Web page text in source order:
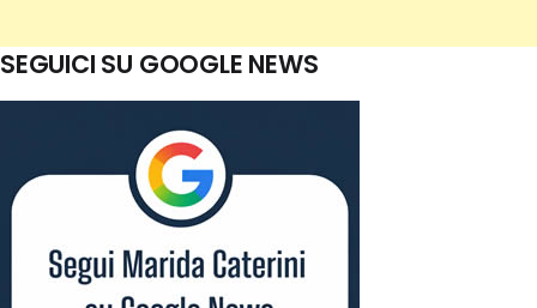
SEGUICI SU GOOGLE NEWS